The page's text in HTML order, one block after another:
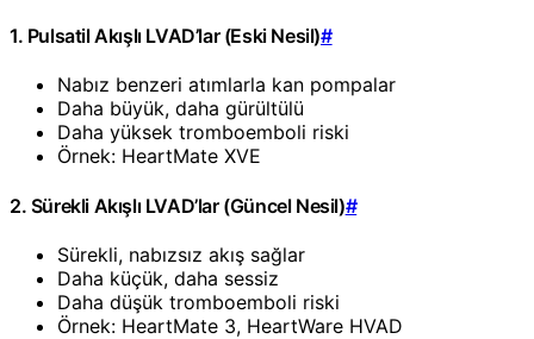
1. Pulsatil Akışlı LVAD’lar (Eski Nesil)#
Nabız benzeri atımlarla kan pompalar
Daha büyük, daha gürültülü
Daha yüksek tromboemboli riski
Örnek: HeartMate XVE
2. Sürekli Akışlı LVAD’lar (Güncel Nesil)#
Sürekli, nabızsız akış sağlar
Daha küçük, daha sessiz
Daha düşük tromboemboli riski
Örnek: HeartMate 3, HeartWare HVAD